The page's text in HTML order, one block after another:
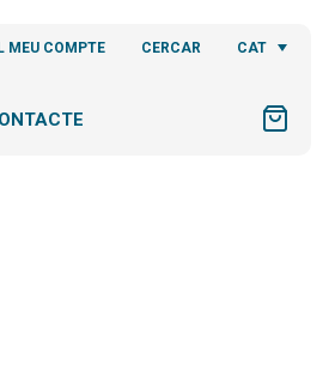
MEU COMPTE CERCAR CAT